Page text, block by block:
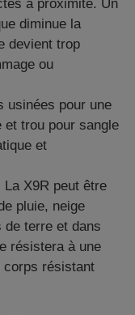
à proximité. Un
diminue la
devient trop
ou
usinées pour une
et trou pour sangle
et
La X9R peut être
pluie, neige
de terre et dans
résistera à une
corps résistant